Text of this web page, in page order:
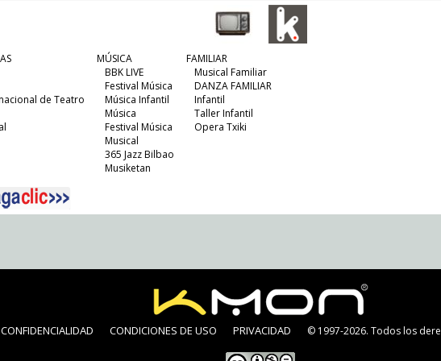
de Teatro
MÚSICA
BBK LIVE
Festival Música
Música Infantil
Música
Festival Música
Musical
365 Jazz Bilbao
Musiketan
FAMILIAR
Musical Familiar
DANZA FAMILIAR
Infantil
Taller Infantil
Opera Txiki
CONFIDENCIALIDAD CONDICIONES DE USO PRIVACIDAD © 1997-2026. Todos los